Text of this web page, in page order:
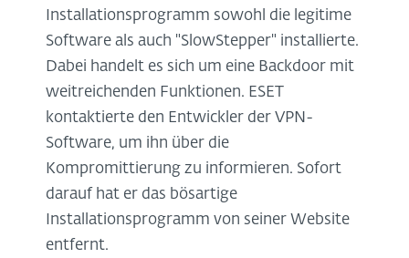
Installationsprogramm sowohl die legitime
Software als auch "SlowStepper" installierte.
Dabei handelt es sich um eine Backdoor mit
weitreichenden Funktionen. ESET
kontaktierte den Entwickler der VPN-
Software, um ihn über die
Kompromittierung zu informieren. Sofort
darauf hat er das bösartige
Installationsprogramm von seiner Website
entfernt.